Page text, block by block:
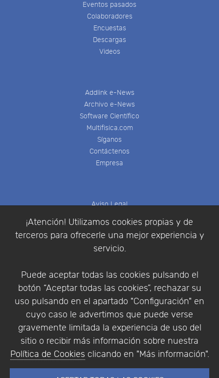
¡Atención! Utilizamos cookies propias y de
terceros para ofrecerle una mejor experiencia y
servicio.
Puede aceptar todas las cookies pulsando el
botón “Aceptar todas las cookies”, rechazar su
uso pulsando en el apartado "Configuración" en
cuyo caso le advertimos que puede verse
gravemente limitada la experiencia de uso del
sitio o recibir más información sobre nuestra
Política de Cookies clicando en "Más información".
Eventos pasados
Colaboradores
Encuestas
Descargas
Videos
Addlink e-News
Archivo e-News
Software Científico
Multifisica.com
Síganos
Contáctenos
Empresa
Aviso Legal
Política de Privacidad
Condiciones de compra
Identificarse
Empresa|Aviso Legal| Política de Privacidad |
Política de Cookies
© Copyright 1994 - 2026. Addlink Software
Científico, S.L.